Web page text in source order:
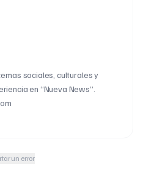
sociales, culturales y
en “Nueva News”.
un error